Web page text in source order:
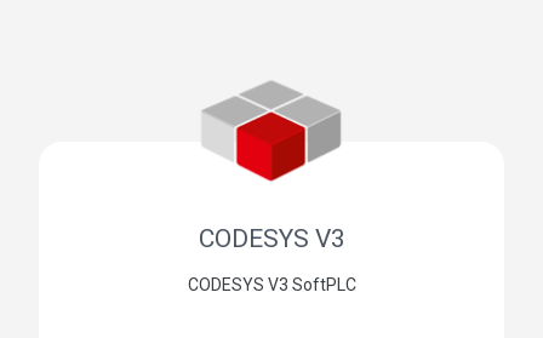
CODESYS V3
CODESYS V3 SoftPLC